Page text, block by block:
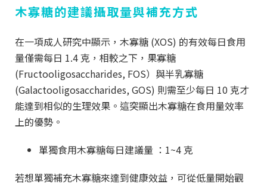
木寡糖的建議攝取量與補充方式
在一項成人研究中顯示，木寡糖 (XOS) 的有效每日食用
量僅需每日 1.4 克，相較之下，果寡糖
(Fructooligosaccharides, FOS）與半乳寡糖
(Galactooligosaccharides, GOS) 則需至少每日 10 克才
能達到相似的生理效果。這突顯出木寡糖在食用量效率
上的優勢。
單獨食用木寡糖每日建議量 ：1~4 克
若想單獨補充木寡糖來達到健康效益，可從低量開始觀